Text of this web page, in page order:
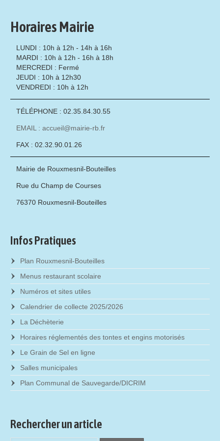
Horaires Mairie
LUNDI : 10h à 12h - 14h à 16h
MARDI : 10h à 12h - 16h à 18h
MERCREDI : Fermé
JEUDI : 10h à 12h30
VENDREDI : 10h à 12h
TÉLÉPHONE : 02.35.84.30.55
EMAIL : accueil@mairie-rb.fr
FAX : 02.32.90.01.26
Mairie de Rouxmesnil-Bouteilles
Rue du Champ de Courses
76370 Rouxmesnil-Bouteilles
Infos Pratiques
Plan Rouxmesnil-Bouteilles
Menus restaurant scolaire
Numéros et sites utiles
Calendrier de collecte 2025/2026
La Déchèterie
Horaires réglementés des tontes et engins motorisés
Le Grain de Sel en ligne
Salles municipales
Plan Communal de Sauvegarde/DICRIM
Rechercher un article